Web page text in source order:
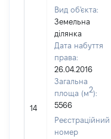
14
Вид об'єкта:
Земельна
ділянка
Дата набуття
права:
26.04.2016
Загальна
площа (м2):
5566
Реєстраційний
номер